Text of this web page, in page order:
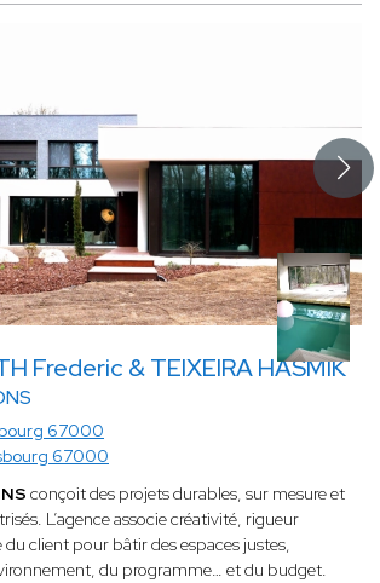
Frederic & TEIXEIRA HASMIK
67000
67000
conçoit des projets durables, sur mesure et
L’agence associe créativité, rigueur
client pour bâtir des espaces justes,
du programme… et du budget.